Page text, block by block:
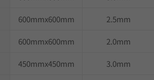
600mmx600mm 2.5mm
600mmx600mm 2.0mm
450mmx450mm 3.0mm